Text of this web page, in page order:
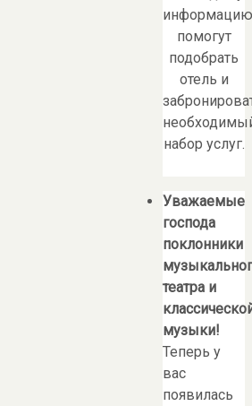
помогут
подобрать
отель и
набор услуг.
Уважаемые
господа
поклонники
театра и
музыки!
Теперь у
вас
появилась